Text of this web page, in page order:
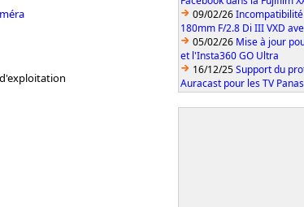
09/02/26
180mm F/2.8 Di III VXD
05/02/26 Mise à jour
et l'Insta360 GO Ultra
16/12/25Support du
Auracast pour les TV